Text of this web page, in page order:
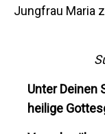
Jungfrau Maria
Unter Deinen
heilige